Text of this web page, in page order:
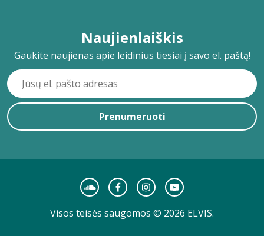
Naujienlaiškis
Gaukite naujienas apie leidinius tiesiai į savo el. paštą!
Prenumeruoti
Visos teisės saugomos © 2026 ELVIS.